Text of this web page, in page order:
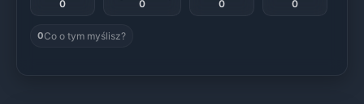
0
0
0
0
0Co o tym myślisz?